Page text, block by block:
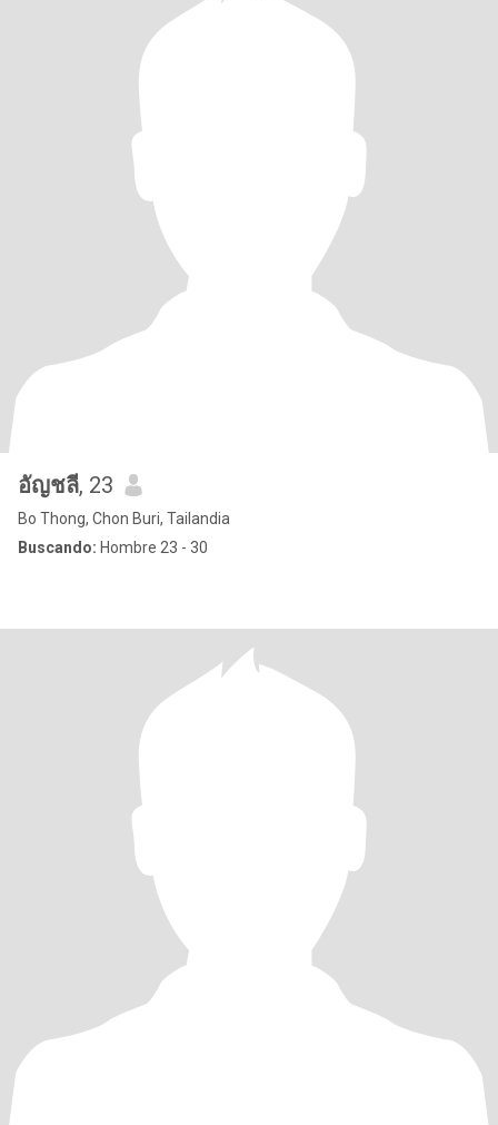
อัญชลี, 23
Bo Thong, Chon Buri, Tailandia
Buscando: Hombre 23 - 30